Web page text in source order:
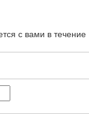
с вами в течение